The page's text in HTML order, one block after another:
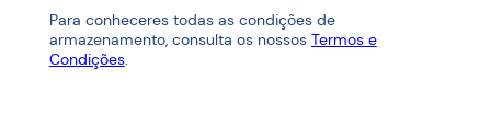
Para conheceres todas as condições de
armazenamento, consulta os nossos Termos e
Condições.